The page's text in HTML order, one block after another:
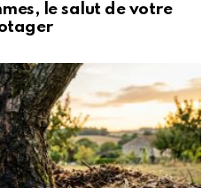
le salut de votre